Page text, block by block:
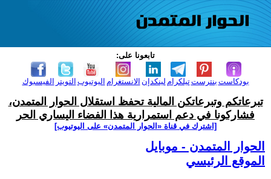
تابعونا على:
الفيسبوك التويتر اليوتيوب الانستغرام لينكدإن تيلكرامبنترست بودكاست
تبرعاتكم وتبرعاتكن المالية تحفظ استقلال الحوار المتمدن،
فشاركونا في دعم استمرارية هذا الفضاء اليساري الحر
[اشترك في قناة ‫«الحوار المتمدن» على اليوتيوب]
الحوار المتمدن - موبايل
الموقع الرئيسي